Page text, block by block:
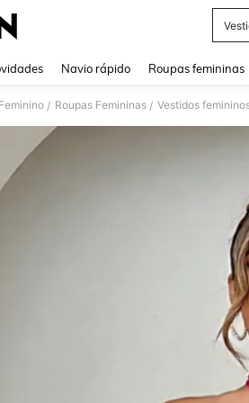
Navio rápido Roupas femininas
/ Roupas Femininas / Vestidos